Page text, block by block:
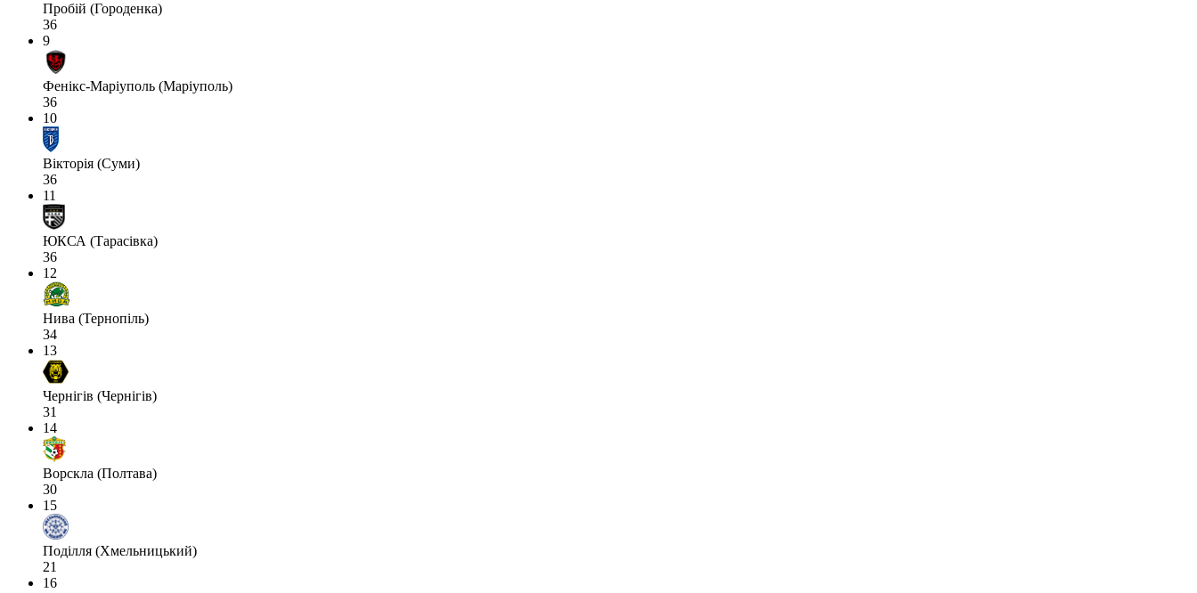
Пробій (Городенка)
36
9
Фенікс-Маріуполь (Маріуполь)
36
10
Вікторія (Суми)
36
11
ЮКСА (Тарасівка)
36
12
Нива (Тернопіль)
34
13
Чернігів (Чернігів)
31
14
Ворскла (Полтава)
30
15
Поділля (Хмельницький)
21
16